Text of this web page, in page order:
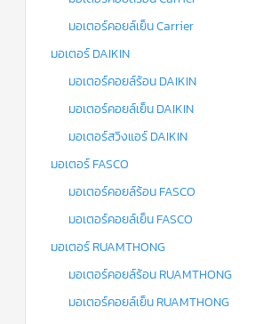
มอเตอร์คอยล์เย็น Carrier
มอเตอร์ DAIKIN
มอเตอร์คอยล์ร้อน DAIKIN
มอเตอร์คอยล์เย็น DAIKIN
มอเตอร์สวิงแอร์ DAIKIN
มอเตอร์ FASCO
มอเตอร์คอยล์ร้อน FASCO
มอเตอร์คอยล์เย็น FASCO
มอเตอร์ RUAMTHONG
มอเตอร์คอยล์ร้อน RUAMTHONG
มอเตอร์คอยล์เย็น RUAMTHONG